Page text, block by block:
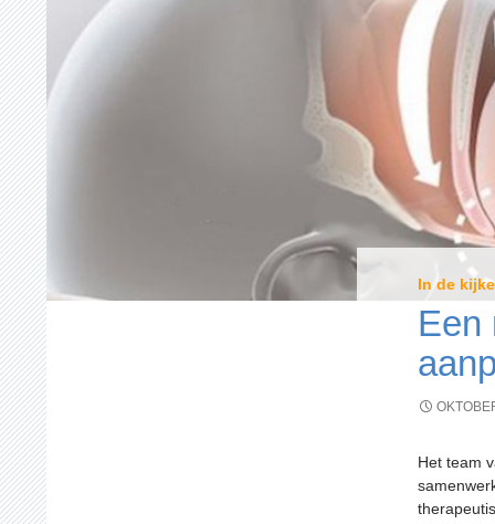
In de
Een
Het team